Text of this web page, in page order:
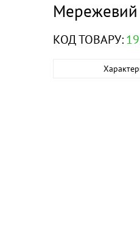
Мережевий
КОД ТОВАРУ: